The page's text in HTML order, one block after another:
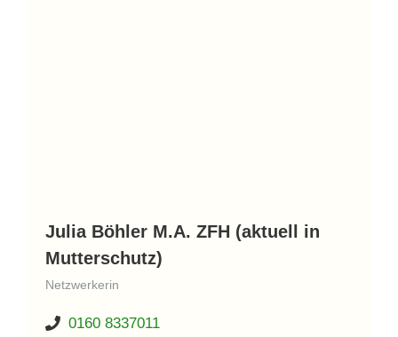
Julia Böhler M.A. ZFH (aktuell in
Mutterschutz)
Netzwerkerin
0160 8337011